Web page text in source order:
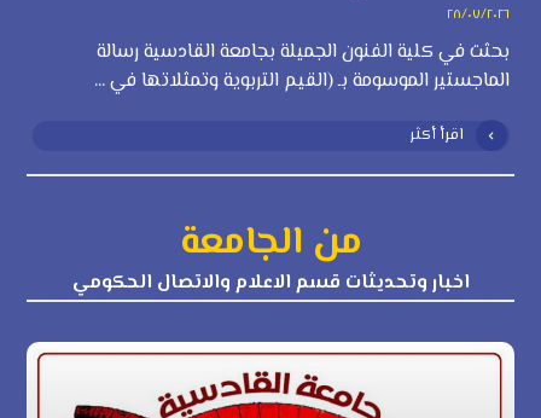
٢٨/٠٧/٢٠٢٦
بحثت في كلية الفنون الجميلة بجامعة القادسية رسالة
الماجستير الموسومة بـ (القيم التربوية وتمثلاتها في ...
اقرأ أكثر
من الجامعة
اخبار وتحديثات قسم الاعلام والاتصال الحكومي